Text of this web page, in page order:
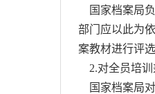
国家档案局负
部门应以此为
案教材进行评
2.对全员培训
国家档案局对